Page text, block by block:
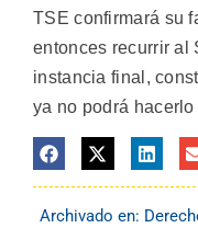
TSE confirmará su
entonces recurrir al
instancia final,
ya no podrá
Archivado en: